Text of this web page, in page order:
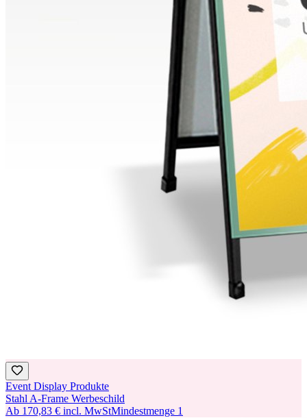
Event Display Produkte
Stahl A-Frame Werbeschild
Ab 170,83 € incl. MwStMindestmenge 1